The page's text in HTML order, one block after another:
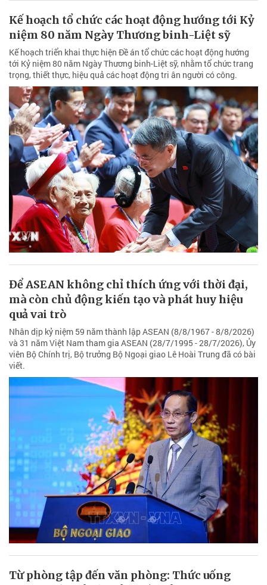
Kế hoạch tổ chức các hoạt động hướng tới Kỷ
niệm 80 năm Ngày Thương binh-Liệt sỹ
Kế hoạch triển khai thực hiện Đề án tổ chức các hoạt động hướng
tới Kỷ niệm 80 năm Ngày Thương binh-Liệt sỹ, nhằm tổ chức trang
trọng, thiết thực, hiệu quả các hoạt động tri ân người có công.
Để ASEAN không chỉ thích ứng với thời đại,
mà còn chủ động kiến tạo và phát huy hiệu
quả vai trò
Nhân dịp kỷ niệm 59 năm thành lập ASEAN (8/8/1967 - 8/8/2026)
và 31 năm Việt Nam tham gia ASEAN (28/7/1995 - 28/7/2026), Ủy
viên Bộ Chính trị, Bộ trưởng Bộ Ngoại giao Lê Hoài Trung đã có bài
viết.
Từ phòng tập đến văn phòng: Thức uống